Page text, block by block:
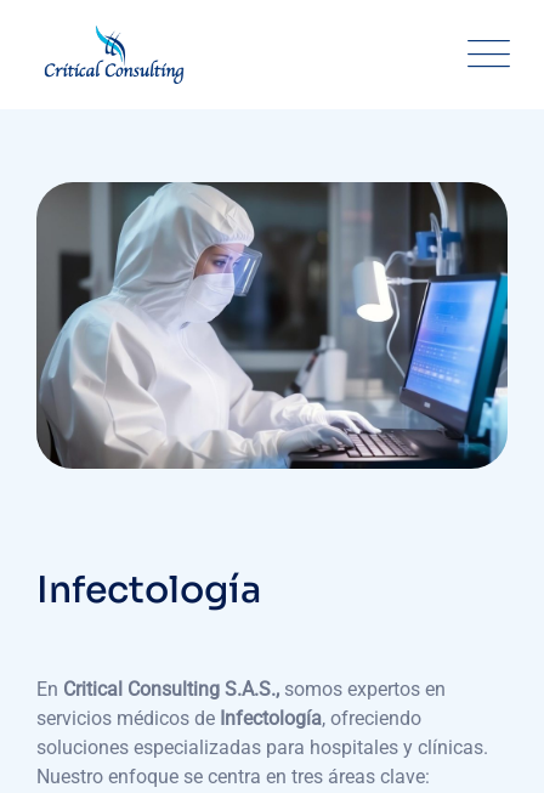
Infectología
En Critical Consulting S.A.S., somos expertos en
servicios médicos de Infectología, ofreciendo
soluciones especializadas para hospitales y clínicas.
Nuestro enfoque se centra en tres áreas clave: